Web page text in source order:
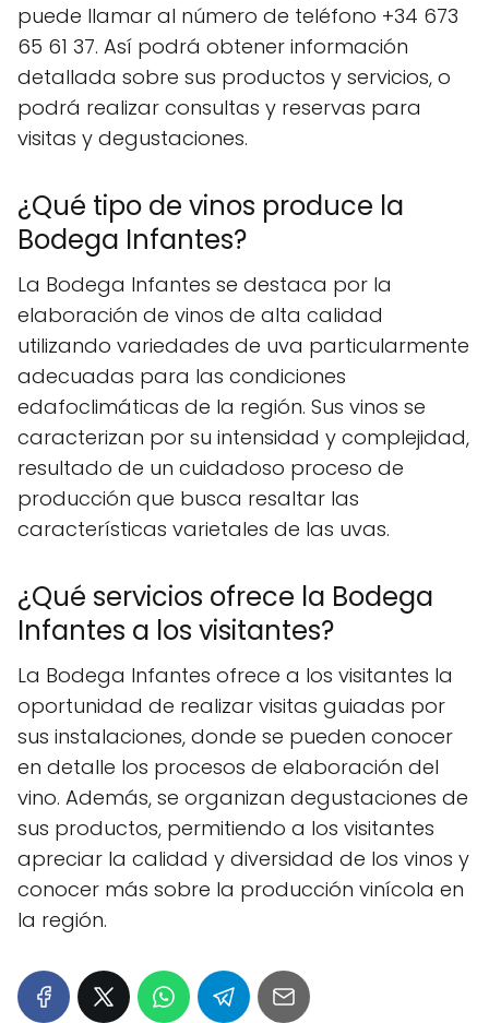
puede llamar al número de teléfono +34 673
65 61 37. Así podrá obtener información
detallada sobre sus productos y servicios, o
podrá realizar consultas y reservas para
visitas y degustaciones.
¿Qué tipo de vinos produce la
Bodega Infantes?
La Bodega Infantes se destaca por la
elaboración de vinos de alta calidad
utilizando variedades de uva particularmente
adecuadas para las condiciones
edafoclimáticas de la región. Sus vinos se
caracterizan por su intensidad y complejidad,
resultado de un cuidadoso proceso de
producción que busca resaltar las
características varietales de las uvas.
¿Qué servicios ofrece la Bodega
Infantes a los visitantes?
La Bodega Infantes ofrece a los visitantes la
oportunidad de realizar visitas guiadas por
sus instalaciones, donde se pueden conocer
en detalle los procesos de elaboración del
vino. Además, se organizan degustaciones de
sus productos, permitiendo a los visitantes
apreciar la calidad y diversidad de los vinos y
conocer más sobre la producción vinícola en
la región.